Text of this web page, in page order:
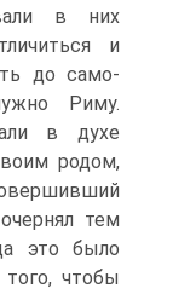
в них
и
до само­
Риму.
в духе
родом,
тем
это было
чтобы